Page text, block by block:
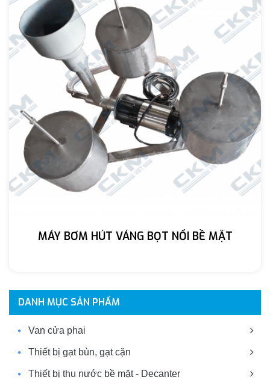
MÁY BƠM HÚT VÁNG BỌT NỔI BỀ MẶT
DANH MỤC SẢN PHẨM
Van cửa phai
Thiết bị gạt bùn, gạt cặn
Thiết bị thu nước bề mặt - Decanter